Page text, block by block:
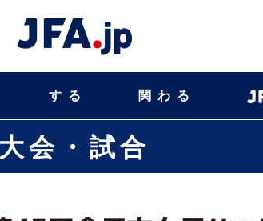
する 関わる
大会・試合